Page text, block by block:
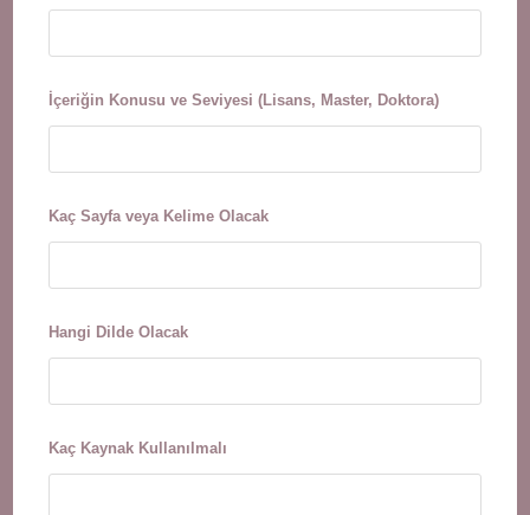
İçeriğin Konusu ve Seviyesi (Lisans, Master, Doktora)
Kaç Sayfa veya Kelime Olacak
Hangi Dilde Olacak
Kaç Kaynak Kullanılmalı